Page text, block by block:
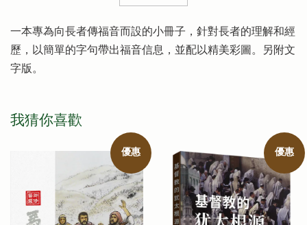
一本專為向長者傳福音而設的小冊子，針對長者的理解和經
歷，以簡單的字句帶出福音信息，並配以精美彩圖。另附文
字版。
我猜你喜歡
優惠 優惠